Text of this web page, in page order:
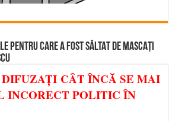
PENTRU CARE A FOST SĂLTAT DE MASCAȚI
CÂT ÎNCĂ SE MAI
INCORECT POLITIC ÎN